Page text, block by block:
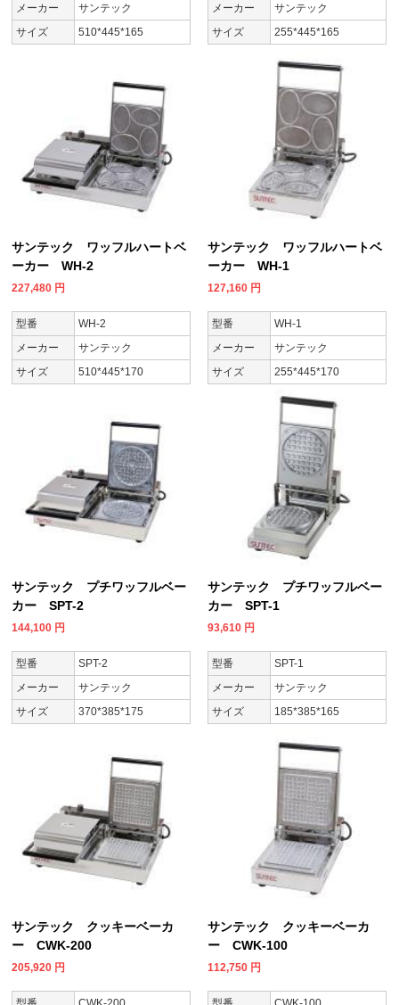
メーカー
サンテック
サイズ
510*445*165
メーカー
サンテック
サイズ
255*445*165
サンテック ワッフルハートベ
ーカー WH-2
227,480 円
型番
WH-2
メーカー
サンテック
サイズ
510*445*170
サンテック ワッフルハートベ
ーカー WH-1
127,160 円
型番
WH-1
メーカー
サンテック
サイズ
255*445*170
サンテック プチワッフルベー
カー SPT-2
144,100 円
型番
SPT-2
メーカー
サンテック
サイズ
370*385*175
サンテック プチワッフルベー
カー SPT-1
93,610 円
型番
SPT-1
メーカー
サンテック
サイズ
185*385*165
サンテック クッキーベーカ
ー CWK-200
205,920 円
サンテック クッキーベーカ
ー CWK-100
112,750 円